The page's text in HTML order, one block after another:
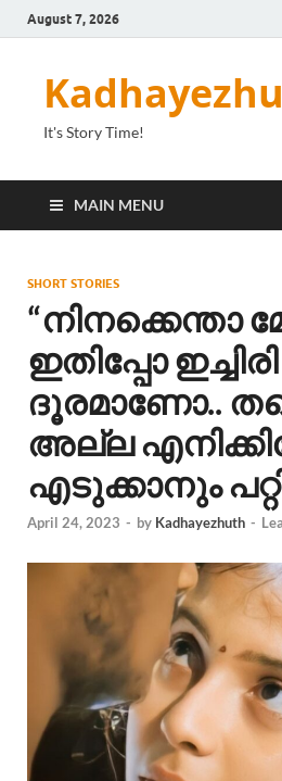
August 7, 2026
It's Story Time!
MAIN MENU
SHORT STORIES
“നിനക്കെന്താ
ഇതിപ്പോ ഇച്ചിരി
ദൂരമാണോ..
അല്ല
എടുക്കാനും
April 24, 2023 - by Kadhayezhuth -